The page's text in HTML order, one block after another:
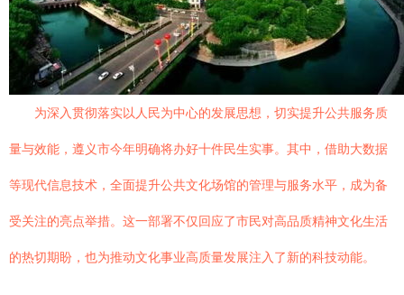
为深入贯彻落实以人民为中心的发展思想，切实提升公共服务质
量与效能，遵义市今年明确将办好十件民生实事。其中，借助大数据
等现代信息技术，全面提升公共文化场馆的管理与服务水平，成为备
受关注的亮点举措。这一部署不仅回应了市民对高品质精神文化生活
的热切期盼，也为推动文化事业高质量发展注入了新的科技动能。